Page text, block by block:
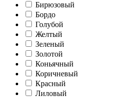
Бирюзовый
Бордо
Голубой
Желтый
Зеленый
Золотой
Коньячный
Коричневый
Красный
Лиловый